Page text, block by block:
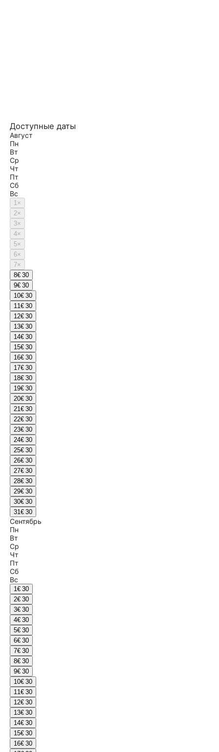
Доступные даты
Август
Пн
Вт
Ср
Чт
Пт
Сб
Вс
1×
2×
3×
4×
5×
6×
7×
8€ 30
9€ 30
10€ 30
11€ 30
12€ 30
13€ 30
14€ 30
15€ 30
16€ 30
17€ 30
18€ 30
19€ 30
20€ 30
21€ 30
22€ 30
23€ 30
24€ 30
25€ 30
26€ 30
27€ 30
28€ 30
29€ 30
30€ 30
31€ 30
Сентябрь
Пн
Вт
Ср
Чт
Пт
Сб
Вс
1€ 30
2€ 30
3€ 30
4€ 30
5€ 30
6€ 30
7€ 30
8€ 30
9€ 30
10€ 30
11€ 30
12€ 30
13€ 30
14€ 30
15€ 30
16€ 30